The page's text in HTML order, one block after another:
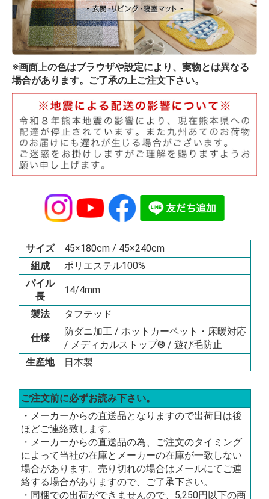
※画面上の色はブラウザや設定により、実物とは異なる
場合があります。ご了承の上ご注文下さい。
サイズ
45×180cm / 45×240cm
組成
ポリエステル100%
パイル
長
14/4mm
製法 タフテッド
仕様
防ダニ加工 / ホットカーペット・床暖対応
/ メディカルストップ® / 遊び毛防止
生産地
日本製
ご注文前に必ずお読み下さい。
・メーカーからの直送品となりますので出荷日は後
ほどご連絡致します。
・メーカーからの直送品の為、ご注文のタイミング
によって当社の在庫とメーカーの在庫が一致しない
場合があります。売り切れの場合はメールにてご連
絡する場合がありますので、ご了承下さい。
・同梱での出荷ができませんので、5,250円以下の商